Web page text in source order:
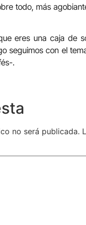
todo, más
eres una caja de
seguimos con el
.
no será publicada.